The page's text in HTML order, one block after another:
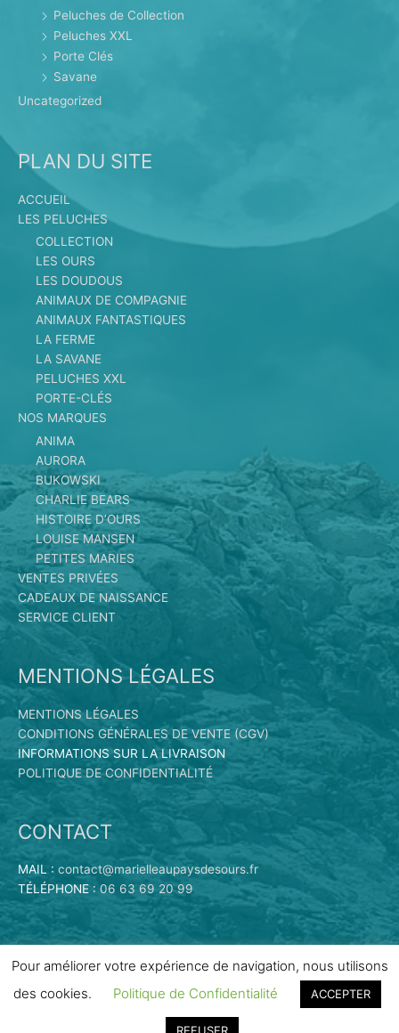
Peluches de Collection
Peluches XXL
Porte Clés
Savane
Uncategorized
PLAN DU SITE
ACCUEIL
LES PELUCHES
COLLECTION
LES OURS
LES DOUDOUS
ANIMAUX DE COMPAGNIE
ANIMAUX FANTASTIQUES
LA FERME
LA SAVANE
PELUCHES XXL
PORTE-CLÉS
NOS MARQUES
ANIMA
AURORA
BUKOWSKI
CHARLIE BEARS
HISTOIRE D’OURS
LOUISE MANSEN
PETITES MARIES
VENTES PRIVÉES
CADEAUX DE NAISSANCE
SERVICE CLIENT
MENTIONS LÉGALES
MENTIONS LÉGALES
CONDITIONS GÉNÉRALES DE VENTE (CGV)
INFORMATIONS SUR LA LIVRAISON
POLITIQUE DE CONFIDENTIALITÉ
CONTACT
MAIL : contact@marielleaupaysdesours.fr
TÉLÉPHONE : 06 63 69 20 99
Copyright © 2026Marielle au Pays des Ours | Vente en ligne
de peluches| Propulsé par
Pour améliorer votre expérience de navigation, nous utilisons
des cookies.
Politique de Confidentialité ACCEPTER